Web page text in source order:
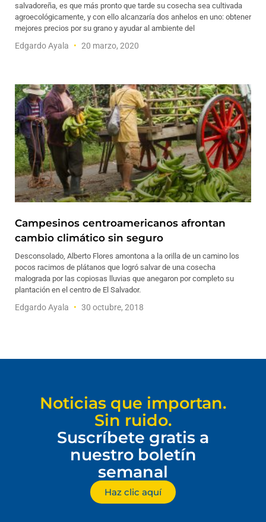
salvadoreña, es que más pronto que tarde su cosecha sea cultivada
agroecológicamente, y con ello alcanzaría dos anhelos en uno: obtener
mejores precios por su grano y ayudar al ambiente del
Edgardo Ayala 20 marzo, 2020
Campesinos centroamericanos afrontan
cambio climático sin seguro
Desconsolado, Alberto Flores amontona a la orilla de un camino los
pocos racimos de plátanos que logró salvar de una cosecha
malograda por las copiosas lluvias que anegaron por completo su
plantación en el centro de El Salvador.
Edgardo Ayala 30 octubre, 2018
Noticias que importan.
Sin ruido.
Suscríbete gratis a
nuestro boletín
semanal
Haz clic aquí